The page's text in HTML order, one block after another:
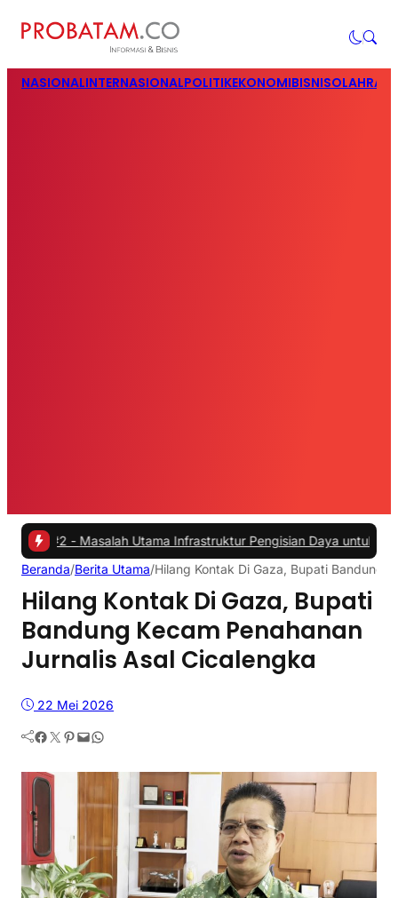
NASIONALINTERNASIONALPOLITIKEKONOMIBISNIS
Masalah Utama Infrastruktur Pengisian Daya untuk Mobil Listrik
Beranda/Berita Utama/Hilang Kontak Di Gaza, Bupati Bandung
Hilang Kontak Di Gaza, Bupati
Bandung Kecam Penahanan
Jurnalis Asal Cicalengka
22 Mei 2026
Facebook Twitter Pinterest Mail WhatsApp